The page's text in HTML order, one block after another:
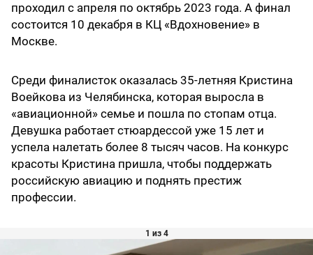
проходил с апреля по октябрь 2023 года. А финал
состоится 10 декабря в КЦ «Вдохновение» в
Москве.
Среди финалисток оказалась 35-летняя Кристина
Воейкова из Челябинска, которая выросла в
«авиационной» семье и пошла по стопам отца.
Девушка работает стюардессой уже 15 лет и
успела налетать более 8 тысяч часов. На конкурс
красоты Кристина пришла, чтобы поддержать
российскую авиацию и поднять престиж
профессии.
1 из 4